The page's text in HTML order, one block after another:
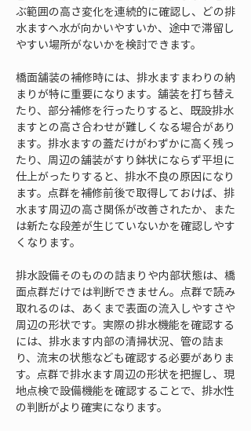
ぶ範囲の高さ変化を連続的に確認し、どの排
水ますへ水が向かいやすいか、途中で滞留し
やすい場所がないかを検討できます。
橋面舗装の補修時には、排水ますまわりの納
まりが特に重要になります。舗装を打ち替え
たり、部分補修を行ったりすると、既設排水
ますとの高さ合わせが難しくなる場合があり
ます。排水ますの蓋だけがわずかに高く残っ
たり、周辺の舗装がすり鉢状にならず平坦に
仕上がったりすると、排水不良の原因になり
ます。点群を補修前後で取得しておけば、排
水ます周辺の高さ関係が改善されたか、また
は新たな段差が生じていないかを確認しやす
くなります。
排水設備そのものの詰まりや内部状態は、橋
面点群だけでは判断できません。点群で読み
取れるのは、あくまで表面の流入しやすさや
周辺の形状です。実際の排水機能を確認する
には、排水ます内部の清掃状況、管の詰ま
り、流末の状態なども確認する必要がありま
す。点群で排水ます周辺の形状を把握し、現
地点検で設備機能を確認することで、排水性
の判断がより確実になります。